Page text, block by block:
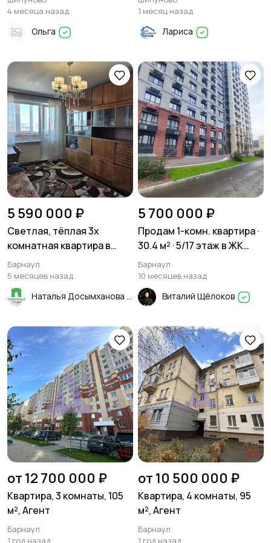
4 месяца назад
Ольга
м2 в Шипуново
1 месяц назад
Лариса
5 590 000 ₽
Светлая, тёплая 3х
комнатная квартира в
Барнауле! В отличном
месте - район Огней!
Барнаул
5 месяцев назад
Наталья Досымханова
5 700 000 ₽
Продам 1-комн. квартира ·
30.4 м² · 5/17 этаж в ЖК
Шотландия
Барнаул
10 месяцев назад
Виталий Щёлоков
от 12 700 000 ₽
Квартира, 3 комнаты, 105
м², Агент
Барнаул
1 год назад
от 10 500 000 ₽
Квартира, 4 комнаты, 95
м², Агент
Барнаул
1 год назад